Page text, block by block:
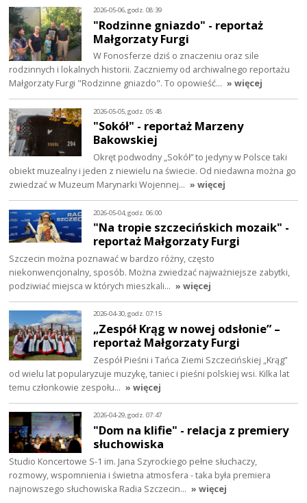
2026-05-06, godz. 08:39
"Rodzinne gniazdo" - reportaż
Małgorzaty Furgi
W Fonosferze dziś o znaczeniu oraz sile
rodzinnych i lokalnych historii. Zaczniemy od archiwalnego reportażu
Małgorzaty Furgi "Rodzinne gniazdo". To opowieść… » więcej
2026-05-05, godz. 05:48
"Sokół" - reportaż Marzeny
Bakowskiej
Okręt podwodny „Sokół” to jedyny w Polsce taki
obiekt muzealny i jeden z niewielu na świecie. Od niedawna można go
zwiedzać w Muzeum Marynarki Wojennej… » więcej
2026-05-04, godz. 06:00
"Na tropie szczecińskich mozaik" -
reportaż Małgorzaty Furgi
Szczecin można poznawać w bardzo różny, często
niekonwencjonalny, sposób. Można zwiedzać najważniejsze zabytki,
podziwiać miejsca w których mieszkali… » więcej
2026-04-30, godz. 07:15
„Zespół Krąg w nowej odsłonie” –
reportaż Małgorzaty Furgi
Zespół Pieśni i Tańca Ziemi Szczecińskiej „Krąg”
od wielu lat popularyzuje muzykę, taniec i pieśni polskiej wsi. Kilka lat
temu członkowie zespołu… » więcej
2026-04-29, godz. 07:47
"Dom na klifie" - relacja z premiery
słuchowiska
Studio Koncertowe S-1 im. Jana Szyrockiego pełne słuchaczy,
rozmowy, wspomnienia i świetna atmosfera - taka była premiera
najnowszego słuchowiska Radia Szczecin… » więcej